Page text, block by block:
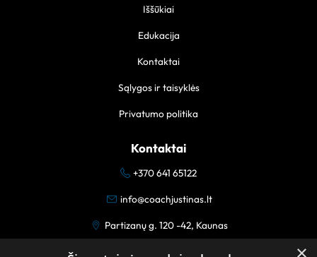
Iššūkiai
Edukacija
Kontaktai
Sąlygos ir taisyklės
Privatumo politika
Kontaktai
+370 641 65122
info@coachjustinas.lt
Partizanų g. 120 -42, Kaunas